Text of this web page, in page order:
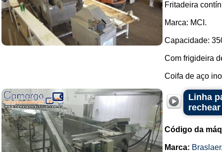
Fritadeira
Marca: MCI.
Capacidade:
Com frigideira
Coifa de aço
Linha
Código da
Marca: Braslaer